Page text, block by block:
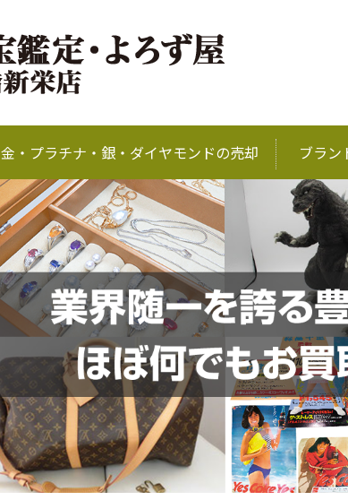
ブラ
金・プラチナ・銀・ダイヤモンドの売却 ブラン